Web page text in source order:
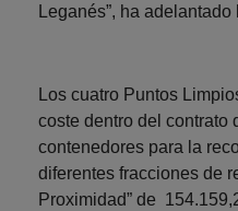
Leganés”, ha adelantado
Los cuatro Puntos
coste dentro del contrato
contenedores para la
diferentes fracciones de
Proximidad” de